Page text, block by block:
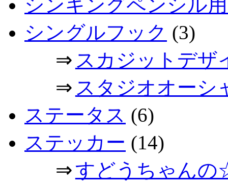
シンキングペンシル
シングルフック (3)
⇒ スカジットデザ
⇒ スタジオオーシ
ステータス (6)
ステッカー (14)
⇒すどうちゃん